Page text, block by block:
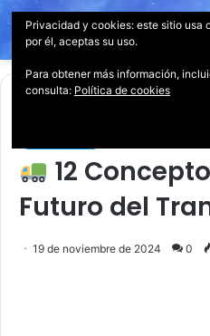
Menú
12
Futuro del
19 de noviembre de 2024 0
Privacidad y cookies: este sitio usa
por él, aceptas su uso.
Para obtener más información,
consulta: Política de cookies